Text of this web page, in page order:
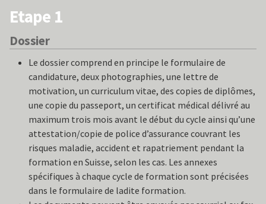
FORMATION
CYCLES
INTERNATIONAL
SUCCÈS
MÉDIAS
LECTURES
Etape 1
Dossier
Le dossier comprend en principe le formulaire de
candidature, deux photographies, une lettre de
motivation, un curriculum vitae, des copies de diplômes,
une copie du passeport, un certificat médical délivré au
maximum trois mois avant le début du cycle ainsi qu’une
attestation/copie de police d’assurance couvrant les
risques maladie, accident et rapatriement pendant la
formation en Suisse, selon les cas. Les annexes
spécifiques à chaque cycle de formation sont précisées
dans le formulaire de ladite formation.